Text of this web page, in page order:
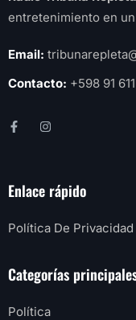
entretenimiento en
Email:
Contacto: +598 91
Enlace rápido
Política De Privacidad
Categorías
Política